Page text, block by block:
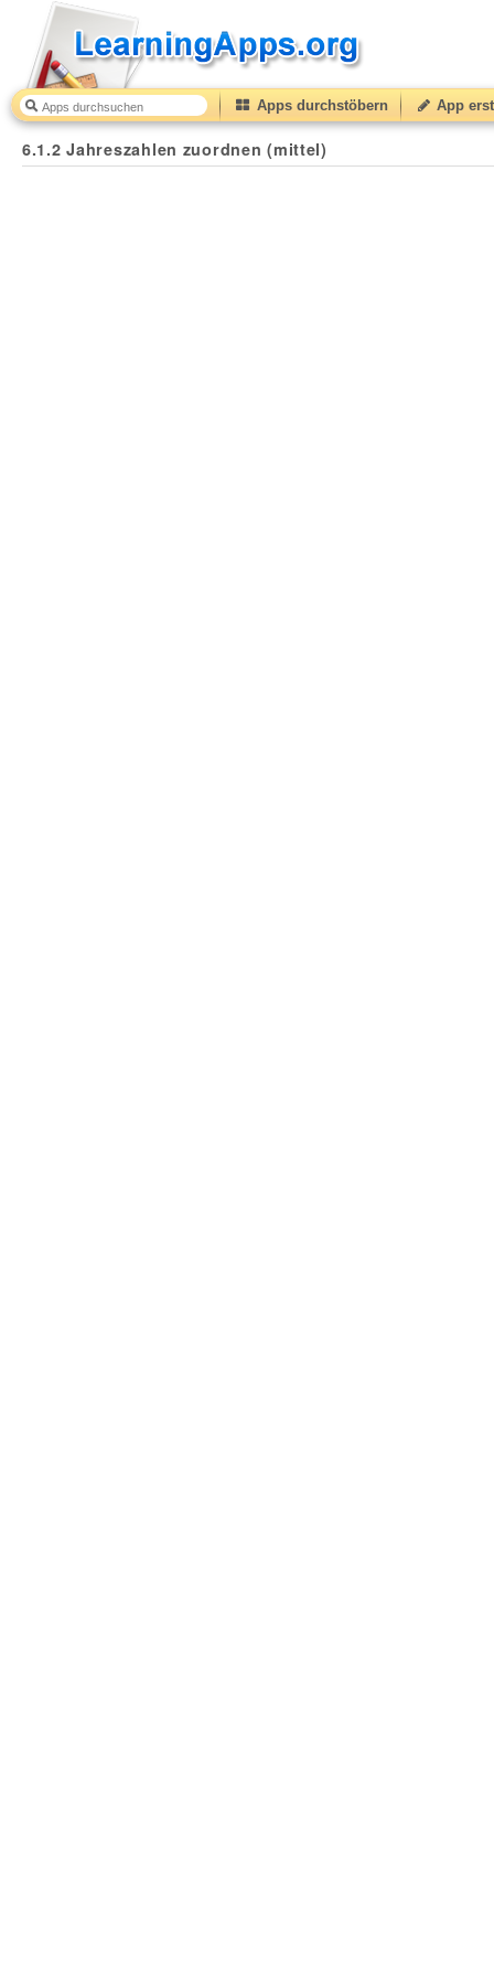
Apps durchstöbern App
6.1.2 Jahreszahlen zuordnen (mittel)